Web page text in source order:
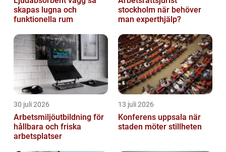
skapas lugna och
funktionella rum
stockholm när behöver
man experthjälp?
30 juli 2026
Arbetsmiljöutbildning för
hållbara och friska
arbetsplatser
13 juli 2026
Konferens uppsala när
staden möter stillheten